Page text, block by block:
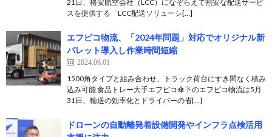
21日、格安航空会社（LCC）になぞらえて割安な配送サービ
スを提供する「LCC配送ソリューシ[…]
エフピコ物流、「2024年問題」対応でオリジナル新
パレット導入し作業時間短縮
2024.06.01
1500角タイプと組み合わせ、トラック荷台にすき間なく積み
込み可能 食品トレー大手エフピコ傘下のエフピコ物流は5月
31日、輸送の効率化とドライバーの省[…]
ドローンの自動離発着設備開発やインフラ点検活用